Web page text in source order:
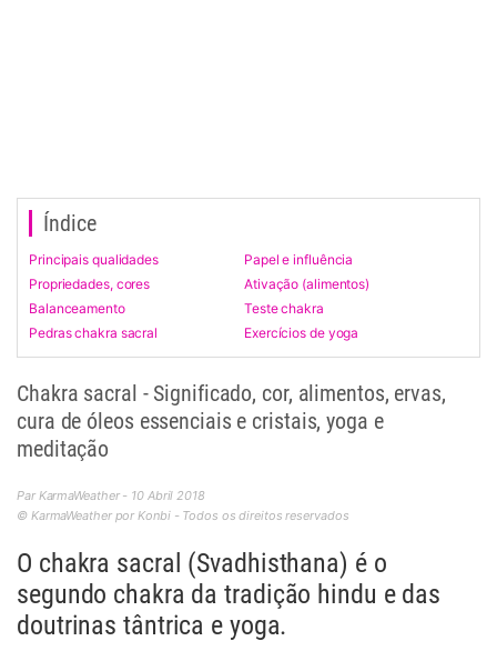
Índice
Principais qualidades
Papel e influência
Propriedades, cores
Ativação (alimentos)
Balanceamento
Teste chakra
Pedras chakra sacral
Exercícios de yoga
Chakra sacral - Significado, cor, alimentos, ervas,
cura de óleos essenciais e cristais, yoga e
meditação
Par KarmaWeather - 10 Abril 2018
© KarmaWeather por Konbi - Todos os direitos reservados
O chakra sacral (Svadhisthana) é o
segundo chakra da tradição hindu e das
doutrinas tântrica e yoga.